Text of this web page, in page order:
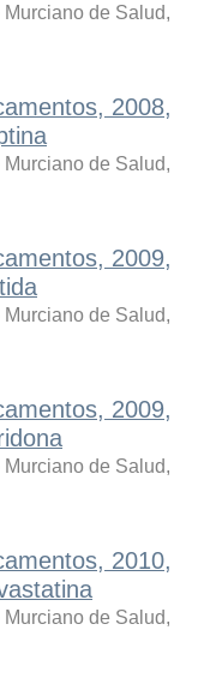
de Salud,
2008,
de Salud,
2009,
de Salud,
2009,
de Salud,
2010,
de Salud,